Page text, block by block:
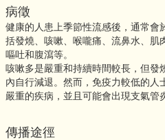
病徵
健康的人患上季節性流感後，通常會
括發燒、咳嗽、喉嚨痛、流鼻水、肌
嘔吐和腹瀉等。
咳嗽多是嚴重和持續時間較長，但發
內自行減退。然而，免疫力較低的人
嚴重的疾病，並且可能會出現支氣管
傳播途徑